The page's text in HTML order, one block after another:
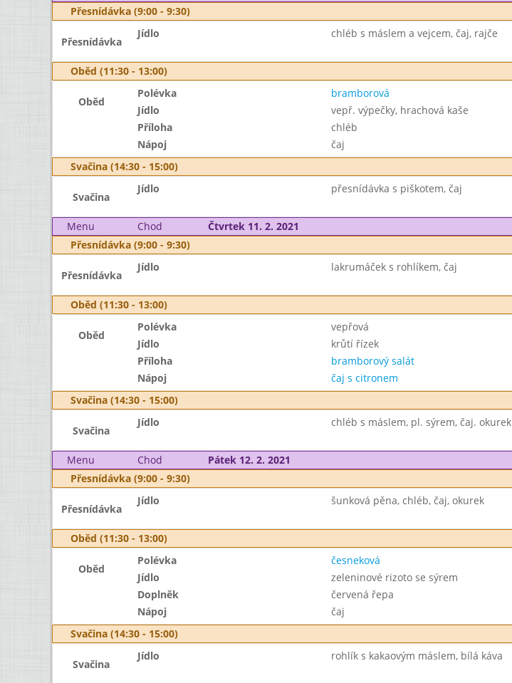
Přesnídávka (9:00 - 9:30)
Přesnídávka
Jídlo chléb s máslem a vejcem, čaj, rajče
Oběd (11:30 - 13:00)
Oběd
Polévka bramborová
Jídlo
vepř. výpečky, hrachová kaše
Příloha
chléb
Nápoj
čaj
Svačina (14:30 - 15:00)
Svačina
Jídlo přesnídávka s piškotem, čaj
Menu Chod Čtvrtek 11. 2. 2021
Přesnídávka (9:00 - 9:30)
Přesnídávka
Jídlo lakrumáček s rohlíkem, čaj
Oběd (11:30 - 13:00)
Oběd
Polévka vepřová
Jídlo
krůtí řízek
Příloha
bramborový salát
Nápoj
čaj s citronem
Svačina (14:30 - 15:00)
Svačina
Jídlo chléb s máslem, pl. sýrem, čaj. okurek
Menu Chod Pátek 12. 2. 2021
Přesnídávka (9:00 - 9:30)
Přesnídávka
Jídlo šunková pěna, chléb, čaj, okurek
Oběd (11:30 - 13:00)
Oběd
Polévka
česneková
Jídlo
zeleninové rizoto se sýrem
Doplněk
červená řepa
Nápoj
čaj
Svačina (14:30 - 15:00)
Svačina
Jídlo rohlík s kakaovým máslem, bílá káva